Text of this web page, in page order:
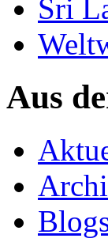
Sri
Aus